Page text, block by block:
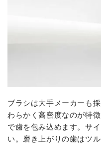
ブラシは大手メーカーも
わらかく高密度なのが特
で歯を包み込めます。サ
い。磨き上がりの歯はツ